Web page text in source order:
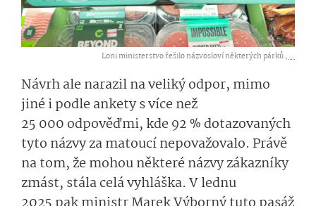
Loni ministerstvo řešilo názvosloví některých párků ,...
Návrh ale narazil na veliký odpor, mimo
jiné i podle ankety s více než
25 000 odpověďmi, kde 92 % dotazovaných
tyto názvy za matoucí nepovažovalo. Právě
na tom, že mohou některé názvy zákazníky
zmást, stála celá vyhláška. V lednu